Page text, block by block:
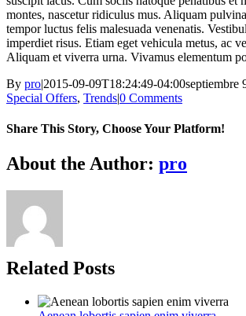
montes, nascetur ridiculus mus. Aliquam
tempor luctus felis malesuada venenatis.
imperdiet risus. Etiam eget vehicula metus, ac
Aliquam et viverra urna. Vivamus elementum
By pro|2015-09-09T18:24:49-04:00septiembre
Special Offers, Trends|0 Comments
Share This Story, Choose Your Platform!
Facebook
Twitter
LinkedIn
Reddit
WhatsApp
Tumblr
Pinterest
Vk
Xing
Email
About the Author: pro
Related Posts